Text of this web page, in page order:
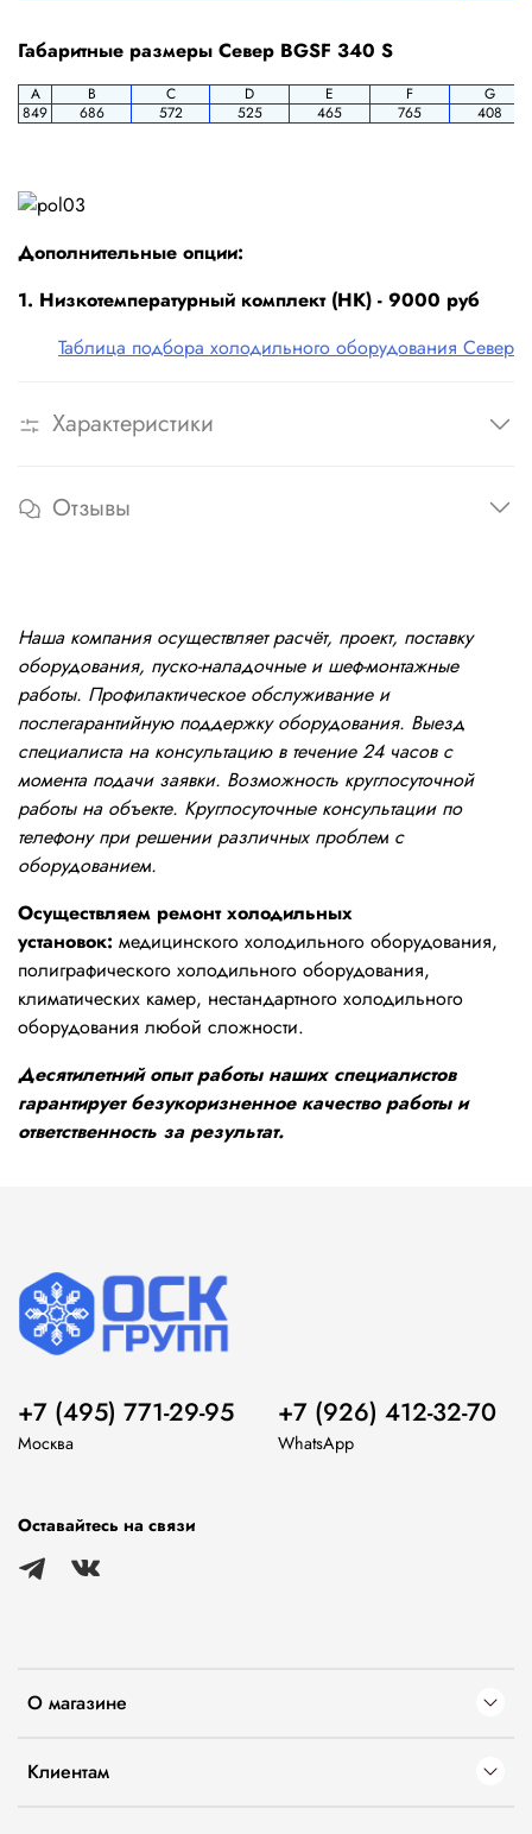
Габаритные размеры Север BGSF 340 S
A B C D E F
G
849
686 572 525 465 765 408
Дополнительные опции:
1. Низкотемпературный комплект (НК) - 9000 руб
Таблица подбора холодильного оборудования Север
Характеристики
Отзывы
Наша компания осуществляет расчёт, проект, поставку
оборудования, пуско-наладочные и шеф-монтажные
работы. Профилактическое обслуживание и
послегарантийную поддержку оборудования. Выезд
специалиста на консультацию в течение 24 часов с
момента подачи заявки. Возможность круглосуточной
работы на объекте. Круглосуточные консультации по
телефону при решении различных проблем с
оборудованием.
Осуществляем ремонт холодильных
установок: медицинского холодильного оборудования,
полиграфического холодильного оборудования,
климатических камер, нестандартного холодильного
оборудования любой сложности.
Десятилетний опыт работы наших специалистов
гарантирует безукоризненное качество работы и
ответственность за результат.
О магазине
Клиентам
+7 (495) 771-29-95
Москва
+7 (926) 412-32-70
WhatsApp
Оставайтесь на связи